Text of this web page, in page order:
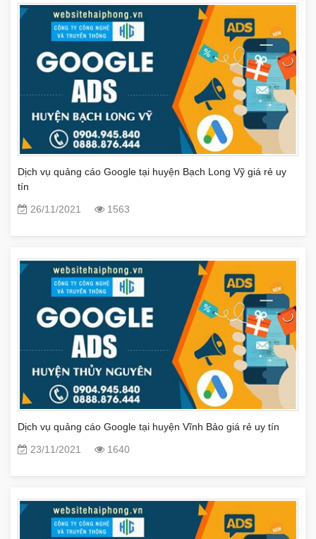
Dịch vụ quảng cáo Google tại huyện Bạch Long Vỹ giá rẻ uy
tín
26/11/2021
1563
Dịch vụ quảng cáo Google tại huyện Vĩnh Bảo giá rẻ uy tín
23/11/2021
1640